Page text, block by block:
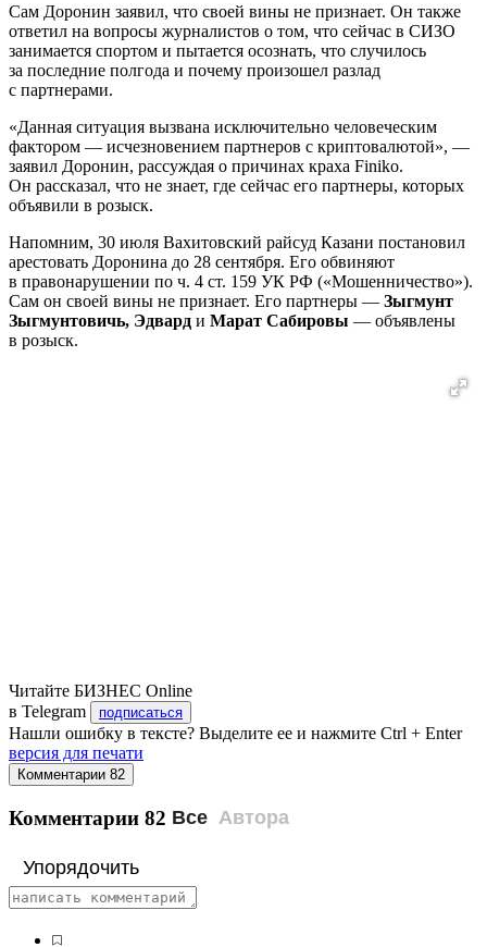
Сам Доронин заявил, что своей вины не признает. Он также
ответил на вопросы журналистов о том, что сейчас в СИЗО
занимается спортом и пытается осознать, что случилось
за последние полгода и почему произошел разлад
с партнерами.
«Данная ситуация вызвана исключительно человеческим
фактором — исчезновением партнеров с криптовалютой», —
заявил Доронин, рассуждая о причинах краха Finiko.
Он рассказал, что не знает, где сейчас его партнеры, которых
объявили в розыск.
Напомним, 30 июля Вахитовский райсуд Казани постановил
арестовать Доронина до 28 сентября. Его обвиняют
в правонарушении по ч. 4 ст. 159 УК РФ («Мошенничество»).
Сам он своей вины не признает. Его партнеры — Зыгмунт
Зыгмунтовичь, Эдвард и Марат Сабировы — объявлены
в розыск.
Читайте БИЗНЕС Online
в Telegram
подписаться
Нашли ошибку в тексте? Выделите ее и нажмите Ctrl + Enter
версия для печати
Комментарии 82
Комментарии 82 Все Автора
Упорядочить